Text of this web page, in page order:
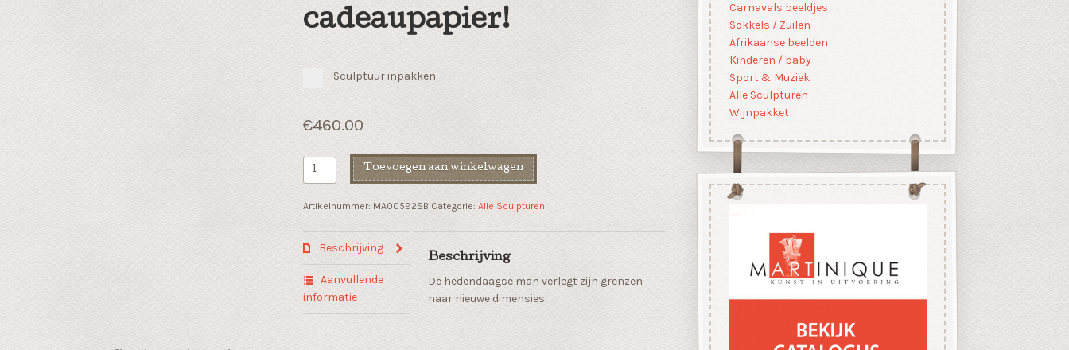
cadeaupapier!
Sculptuur inpakken
€460.00
Mannen
sculptuur
homme"
op
een
kunsthars
sokkel
Toevoegen aan winkelwagen
Artikelnummer: MA00592SB Categorie: Alle Sculpturen
Beschrijving
Aanvullende
informatie
Beschrijving
De hedendaagse man verlegt zijn grenzen
naar nieuwe dimensies.
Carnavals beeldjes
Sokkels / Zuilen
Afrikaanse beelden
Kinderen / baby
Sport & Muziek
Alle Sculpturen
Wijnpakket